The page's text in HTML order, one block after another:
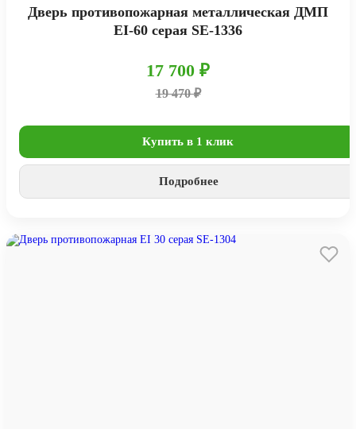
Дверь противопожарная металлическая ДМП
EI-60 серая SE-1336
17 700 ₽
19 470 ₽
Купить в 1 клик
Подробнее